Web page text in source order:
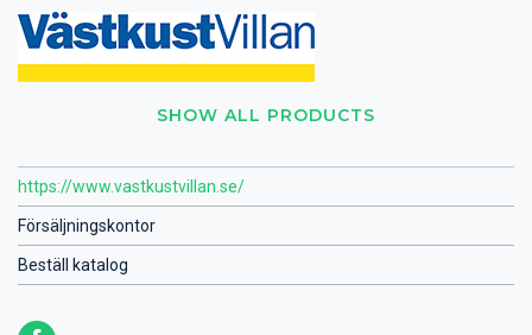
SHOW ALL PRODUCTS
https://www.vastkustvillan.se/
Försäljningskontor
Beställ katalog